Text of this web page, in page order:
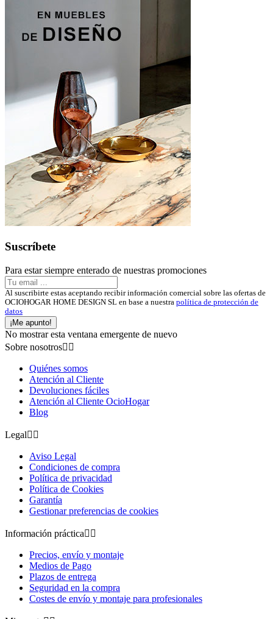
Suscríbete
Para estar siempre enterado de nuestras promociones
Al suscribirte estas aceptando recibir información comercial sobre las ofertas de
OCIOHOGAR HOME DESIGN SL en base a nuestra política de protección de
datos
¡Me apunto!
No mostrar esta ventana emergente de nuevo
Sobre nosotros 
Quiénes somos
Atención al Cliente
Devoluciones fáciles
Atención al Cliente OcioHogar
Blog
Legal 
Aviso Legal
Condiciones de compra
Política de privacidad
Política de Cookies
Garantía
Gestionar preferencias de cookies
Información práctica 
Precios, envío y montaje
Medios de Pago
Plazos de entrega
Seguridad en la compra
Costes de envío y montaje para profesionales